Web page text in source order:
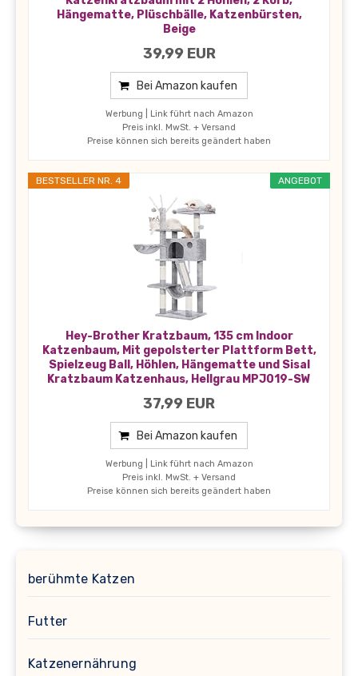
Hängematte, Plüschbälle, Katzenbürsten,
Beige
39,99 EUR
Bei Amazon kaufen
Werbung | Link führt nach Amazon
Preis inkl. MwSt. + Versand
Preise können sich bereits geändert haben
ANGEBOT
BESTSELLER NR. 4
Hey-Brother Kratzbaum, 135 cm Indoor
Katzenbaum, Mit gepolsterter Plattform Bett,
Spielzeug Ball, Höhlen, Hängematte und Sisal
Kratzbaum Katzenhaus, Hellgrau MPJ019-SW
37,99 EUR
Bei Amazon kaufen
Werbung | Link führt nach Amazon
Preis inkl. MwSt. + Versand
Preise können sich bereits geändert haben
berühmte Katzen
Futter
Katzenernährung